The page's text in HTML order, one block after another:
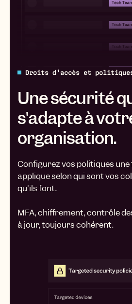
Droits d’accès et
Une sécurité
s'adapte à
organisation.
Configurez vos politiques une
applique selon qui sont vos
qu'ils font.
MFA, chiffrement, contrôle
à jour, toujours cohérent.